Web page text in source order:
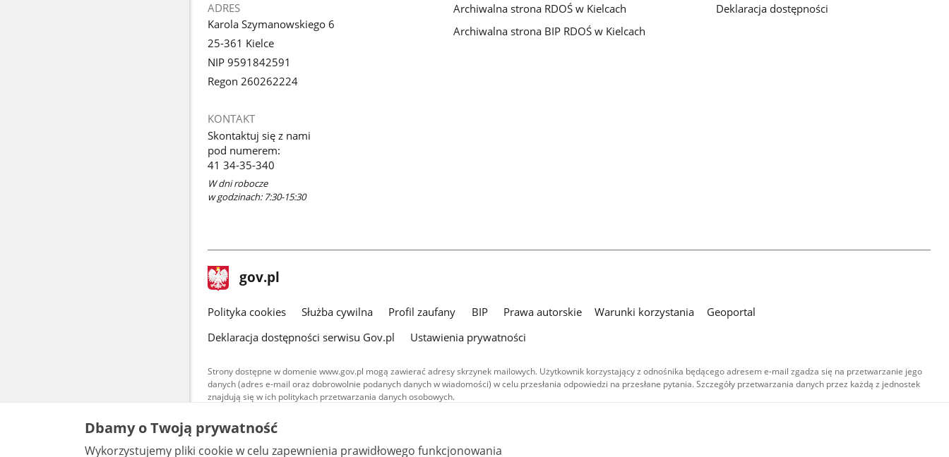
ADRES
Karola Szymanowskiego 6
25-361 Kielce
NIP 9591842591
Regon 260262224
KONTAKT
Skontaktuj się z nami
pod numerem:
41 34-35-340
W dni robocze
w godzinach: 7:30-15:30
Archiwalna strona RDOŚ w Kielcach
Archiwalna strona BIP RDOŚ w Kielcach
Deklaracja dostępności
stopka
gov.pl Strona
gov.pl
gov.pl
Polityka cookies Służba cywilna Profil zaufany BIP Prawa autorskie Warunki korzystania
Geoportal
Deklaracja dostępności serwisu Gov.pl
Ustawienia prywatności
Strony dostępne w domenie www.gov.pl mogą zawierać adresy skrzynek mailowych. Użytkownik korzystający z odnośnika będącego adresem e-mail zgadza się na przetwarzanie jego
danych (adres e-mail oraz dobrowolnie podanych danych w wiadomości) w celu przesłania odpowiedzi na przesłane pytania. Szczegóły przetwarzania danych przez każdą z jednostek
znajdują się w ich politykach przetwarzania danych osobowych.
Treści tekstowe publikowane w serwisie (z wyłączeniem treści audiowizualnych), są
udostępniane na licencji typu Creative Commons: uznanie autorstwa - na tych samych
warunkach 4.0 (CC BY-SA 4.0). Materiały audiowizualne, w tym zdjęcia, materiały audio i wideo,
Dbamy o Twoją prywatność
Wykorzystujemy pliki cookie w celu zapewnienia prawidłowego funkcjonowania